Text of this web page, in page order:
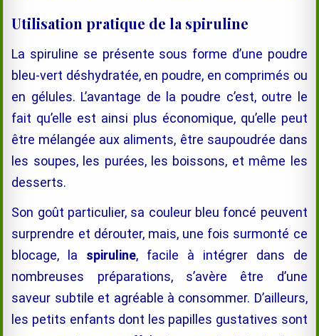
Utilisation pratique de la spiruline
La spiruline se présente sous forme d’une poudre
bleu-vert déshydratée, en poudre, en comprimés ou
en gélules. L’avantage de la poudre c’est, outre le
fait qu’elle est ainsi plus économique, qu’elle peut
être mélangée aux aliments, être saupoudrée dans
les soupes, les purées, les boissons, et même les
desserts.
Son goût particulier, sa couleur bleu foncé peuvent
surprendre et dérouter, mais, une fois surmonté ce
blocage, la spiruline, facile à intégrer dans de
nombreuses préparations, s’avère être d’une
saveur subtile et agréable à consommer. D’ailleurs,
les petits enfants dont les papilles gustatives sont